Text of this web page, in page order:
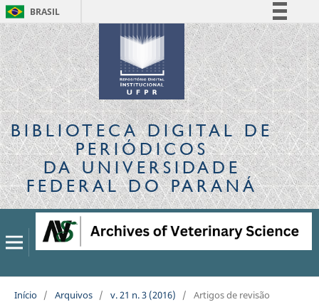
BRASIL
Simplifique!
Comunica BR
Participe
Acesso à informação
Legislação
Canais
BIBLIOTECA DIGITALDE
PERIÓDICOS
DA UNIVERSIDADE
FEDERAL DO PARANÁ
Início / Arquivos / v. 21 n. 3 (2016) / Artigos de revisão